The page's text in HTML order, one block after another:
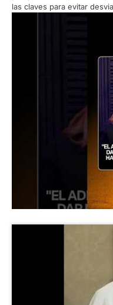
las claves para evitar